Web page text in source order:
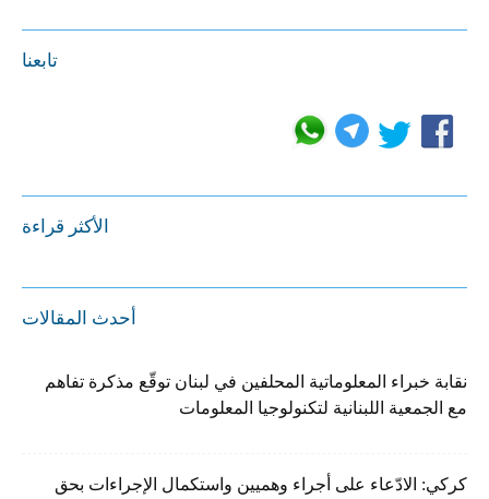
تابعنا
الأكثر قراءة
أحدث المقالات
نقابة خبراء المعلوماتية المحلفين في لبنان توقّع مذكرة تفاهم
مع الجمعية اللبنانية لتكنولوجيا المعلومات
كركي: الادّعاء على أجراء وهميين واستكمال الإجراءات بحق